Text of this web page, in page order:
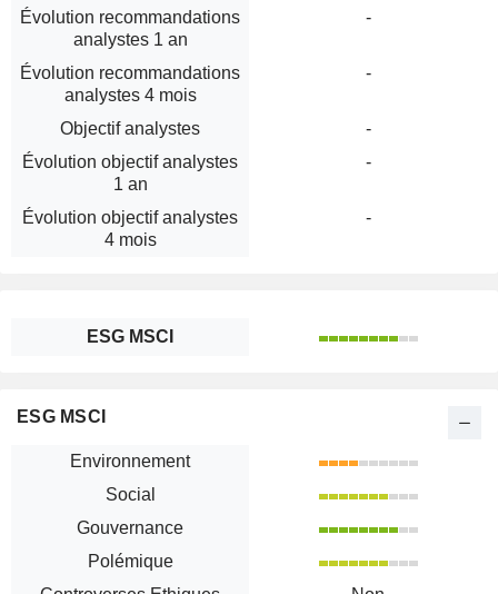
Évolution recommandations
analystes 1 an
-
Évolution recommandations
analystes 4 mois
-
Objectif analystes
-
Évolution objectif analystes
1 an
-
Évolution objectif analystes
4 mois
-
ESG MSCI
ESG MSCI
Environnement
Social
Gouvernance
Polémique